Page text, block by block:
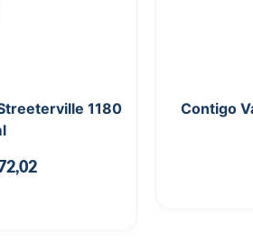
1180
Contigo